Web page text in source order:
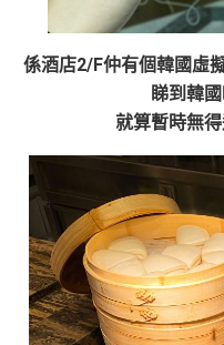
係酒店2/F仲有個韓國虛
睇到韓
就算暫時無